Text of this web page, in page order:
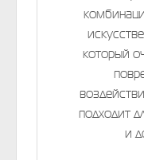
который
подходит
и